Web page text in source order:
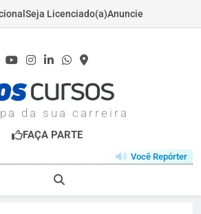
Seja Licenciado(a)Anuncie
da sua carreira
FAÇA PARTE
Você Repórter